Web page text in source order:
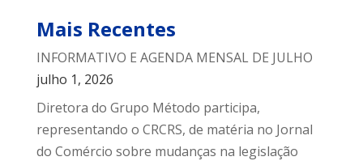
k p
Mais Recentes
INFORMATIVO E AGENDA MENSAL DE JULHO
julho 1, 2026
Diretora do Grupo Método participa,
representando o CRCRS, de matéria no Jornal
do Comércio sobre mudanças na legislação